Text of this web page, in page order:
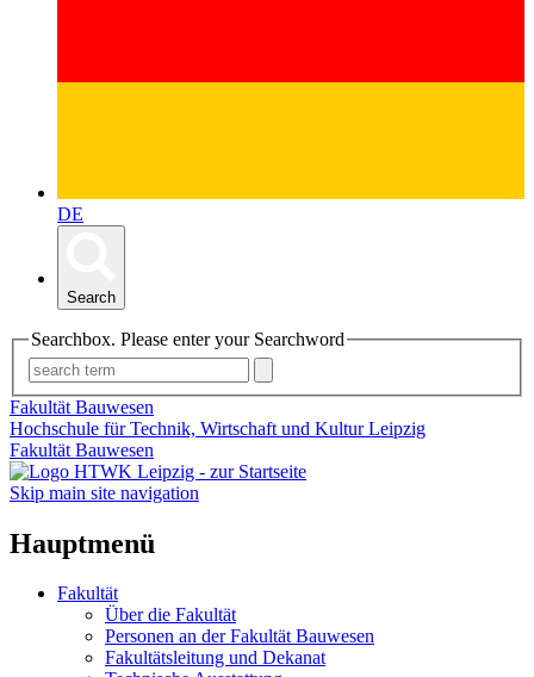
DE
Search
Searchbox. Please enter your Searchword
Fakultät Bauwesen
Hochschule für Technik, Wirtschaft und Kultur Leipzig
Fakultät Bauwesen
Skip main site navigation
Hauptmenü
Fakultät
Über die Fakultät
Personen an der Fakultät Bauwesen
Fakultätsleitung und Dekanat